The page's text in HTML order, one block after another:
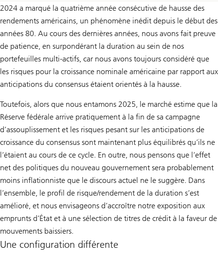
2024 a marqué la quatrième année consécutive de hausse des
rendements américains, un phénomène inédit depuis le début des
années 80. Au cours des dernières années, nous avons fait preuve
de patience, en surpondérant la duration au sein de nos
portefeuilles multi-actifs, car nous avons toujours considéré que
les risques pour la croissance nominale américaine par rapport aux
anticipations du consensus étaient orientés à la hausse.
Toutefois, alors que nous entamons 2025, le marché estime que la
Réserve fédérale arrive pratiquement à la fin de sa campagne
d’assouplissement et les risques pesant sur les anticipations de
croissance du consensus sont maintenant plus équilibrés qu’ils ne
l’étaient au cours de ce cycle. En outre, nous pensons que l’effet
net des politiques du nouveau gouvernement sera probablement
moins inflationniste que le discours actuel ne le suggère. Dans
l’ensemble, le profil de risque/rendement de la duration s’est
amélioré, et nous envisageons d’accroître notre exposition aux
emprunts d’État et à une sélection de titres de crédit à la faveur de
mouvements baissiers.
Une configuration différente